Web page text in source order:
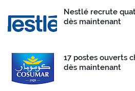
Nestlé recrute
dès maintenant
17 postes ouverts
dès maintenant